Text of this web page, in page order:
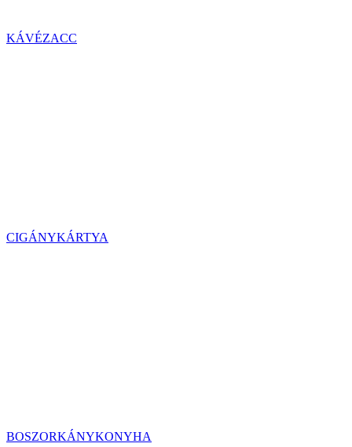
KÁVÉZACC
CIGÁNYKÁRTYA
BOSZORKÁNYKONYHA